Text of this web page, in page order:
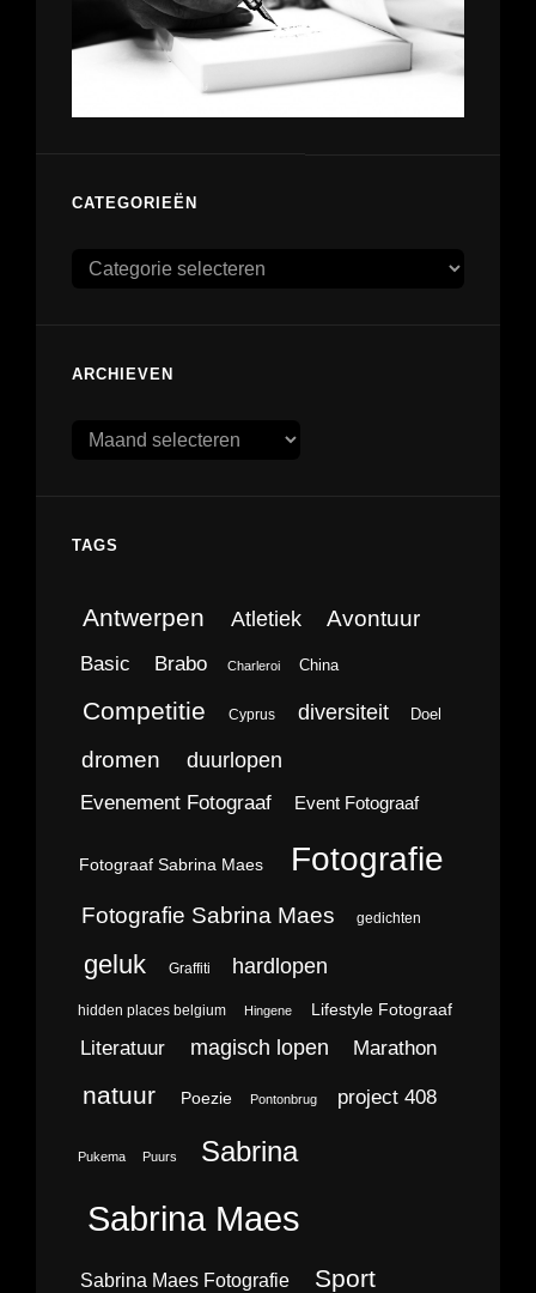
CATEGORIEËN
Categorieën
ARCHIEVEN
Archieven
TAGS
Antwerpen Atletiek Avontuur
Basic Brabo Charleroi China
Competitie Cyprus diversiteit Doel
dromen duurlopen
Evenement Fotograaf Event Fotograaf
Fotograaf Sabrina Maes Fotografie
Fotografie Sabrina Maes gedichten
geluk Graffiti hardlopen
hidden places belgium Hingene Lifestyle Fotograaf
Literatuur magisch lopen Marathon
natuur Poezie Pontonbrug project 408
Pukema Puurs Sabrina
Sabrina Maes
Sabrina Maes Fotografie Sport